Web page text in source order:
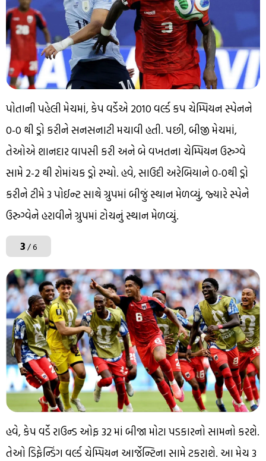
પોતાની પહેલી મેચમાં, કેપ વર્ડેએ 2010 વર્લ્ડ કપ ચેમ્પિયન સ્પેનને
0-0 થી ડ્રો કરીને સનસનાટી મચાવી હતી. પછી, બીજી મેચમાં,
તેઓએ શાનદાર વાપસી કરી અને બે વખતના ચેમ્પિયન ઉરુગ્વે
સામે 2-2 થી રોમાંચક ડ્રો રમ્યો. હવે, સાઉદી અરેબિયાને 0-0થી ડ્રો
કરીને ટીમે 3 પોઈન્ટ સાથે ગ્રુપમાં બીજું સ્થાન મેળવ્યું, જ્યારે સ્પેને
ઉરુગ્વેને હરાવીને ગ્રુપમાં ટોચનું સ્થાન મેળવ્યું.
3/ 6
હવે, કેપ વર્ડે રાઉન્ડ ઓફ 32 માં બીજા મોટા પડકારનો સામનો કરશે.
તેઓ ડિફેન્ડિંગ વર્લ્ડ ચેમ્પિયન આર્જેન્ટિના સામે ટકરાશે. આ મેચ 3